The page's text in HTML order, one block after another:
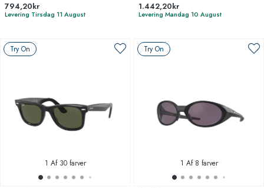
794,20kr
Levering Tirsdag 11 August
1.442,20kr
Levering Mandag 10 August
Try On
1 Af 30 farver
Try On
1 Af 8 farver